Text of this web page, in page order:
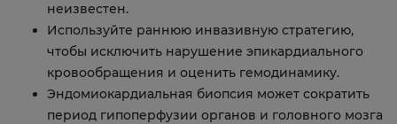
неизвестен.
Используйте раннюю инвазивную стратегию,
чтобы исключить нарушение эпикардиального
кровообращения и оценить гемодинамику.
Эндомиокардиальная биопсия может сократить
период гипоперфузии органов и головного мозга